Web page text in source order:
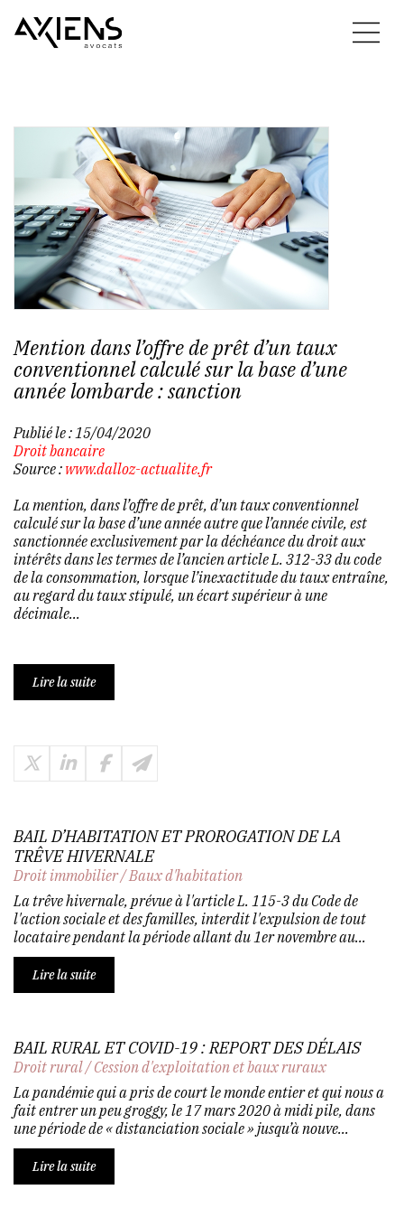
Mention dans l’offre de prêt d’un taux
conventionnel calculé sur la base d’une
année lombarde : sanction
Publié le : 15/04/2020
Droit bancaire
Source : www.dalloz-actualite.fr
La mention, dans l’offre de prêt, d’un taux conventionnel
calculé sur la base d’une année autre que l’année civile, est
sanctionnée exclusivement par la déchéance du droit aux
intérêts dans les termes de l’ancien article L. 312-33 du code
de la consommation, lorsque l’inexactitude du taux entraîne,
au regard du taux stipulé, un écart supérieur à une
décimale...
Lire la suite
BAIL D’HABITATION ET PROROGATION DE LA
TRÊVE HIVERNALE
Droit immobilier/Baux d'habitation
La trêve hivernale, prévue à l'article L. 115-3 du Code de
l'action sociale et des familles, interdit l'expulsion de tout
locataire pendant la période allant du 1er novembre au...
Lire la suite
BAIL RURAL ET COVID-19 : REPORT DES DÉLAIS
Droit rural/Cession d'exploitation et baux ruraux
La pandémie qui a pris de court le monde entier et qui nous a
fait entrer un peu groggy, le 17 mars 2020 à midi pile, dans
une période de « distanciation sociale » jusqu’à nouve...
Lire la suite